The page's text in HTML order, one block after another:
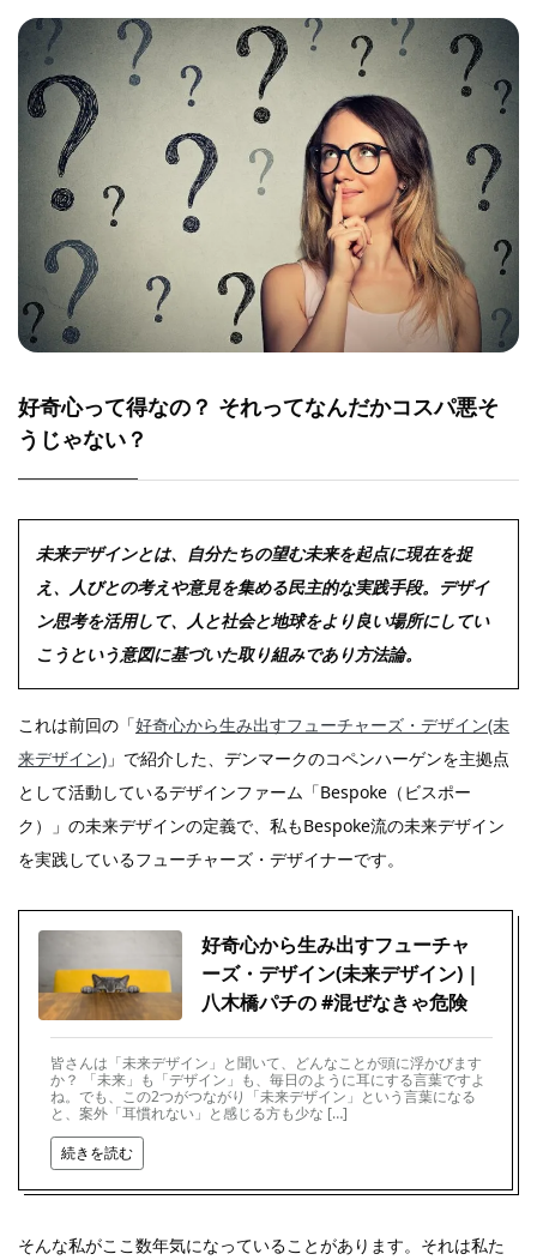
好奇心って得なの？ それってなんだかコスパ悪そ
うじゃない？
未来デザインとは、自分たちの望む未来を起点に現在を捉
え、人びとの考えや意見を集める民主的な実践手段。デザイ
ン思考を活用して、人と社会と地球をより良い場所にしてい
こうという意図に基づいた取り組みであり方法論。
これは前回の「好奇心から生み出すフューチャーズ・デザイン(未
来デザイン) 」で紹介した、デンマークのコペンハーゲンを主拠点
として活動しているデザインファーム「Bespoke（ビスポー
ク）」の未来デザインの定義で、私もBespoke流の未来デザイン
を実践しているフューチャーズ・デザイナーです。
好奇心から生み出すフューチャ
ーズ・デザイン(未来デザイン) |
八木橋パチの #混ぜなきゃ危険
皆さんは「未来デザイン」と聞いて、どんなことが頭に浮かびます
か？ 「未来」も「デザイン」も、毎日のように耳にする言葉ですよ
ね。でも、この2つがつながり「未来デザイン」という言葉になる
と、案外「耳慣れない」と感じる方も少な […]
続きを読む
そんな私がここ数年気になっていることがあります。それは私た